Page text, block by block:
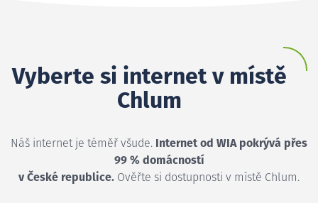
Vyberte si internet v místě
Chlum
Náš internet je téměř všude. Internet od WIA pokrývá přes
99 % domácností
v České republice. Ověřte si dostupnosti v místě Chlum.